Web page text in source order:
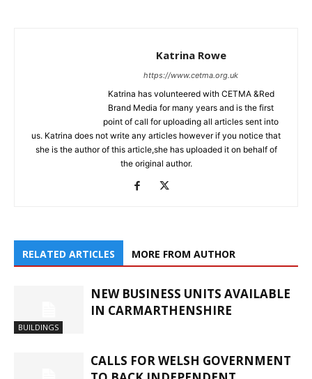
Katrina Rowe
https://www.cetma.org.uk
Katrina has volunteered with CETMA &Red
Brand Media for many years and is the first
point of call for uploading all articles sent into
us. Katrina does not write any articles however if you notice that
she is the author of this article,she has uploaded it on behalf of
the original author.
RELATED ARTICLES MORE FROM AUTHOR
BUILDINGS
NEW BUSINESS UNITS AVAILABLE
IN CARMARTHENSHIRE
CALLS FOR WELSH GOVERNMENT